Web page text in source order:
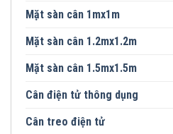
Mặt sàn cân 1mx1m
Mặt sàn cân 1.2mx1.2m
Mặt sàn cân 1.5mx1.5m
Cân điện tử thông dụng
Cân treo điện tử